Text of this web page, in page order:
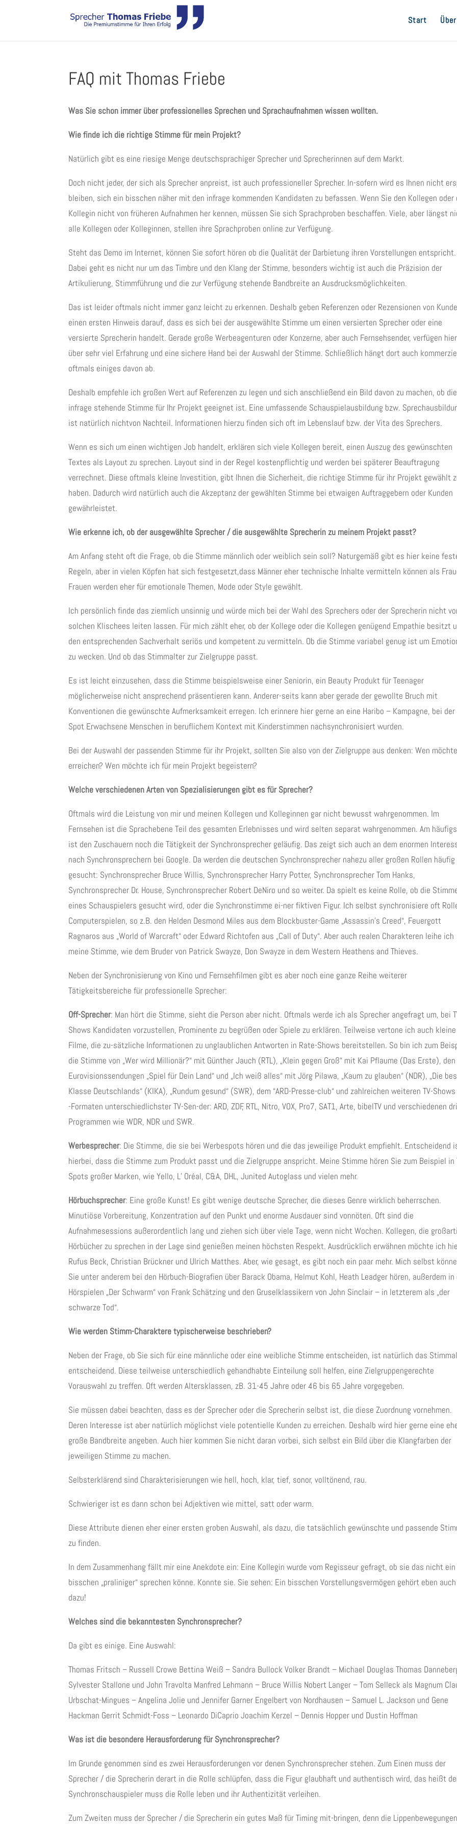
Start
FAQ mit Thomas Friebe
Was Sie schon immer über professionelles Sprechen und Sprachaufnahmen wissen wollten.
Wie finde ich die richtige Stimme für mein Projekt?
Natürlich gibt es eine riesige Menge deutschsprachiger Sprecher und Sprecherinnen auf dem Markt.
Doch nicht jeder, der sich als Sprecher anpreist, ist auch professioneller Sprecher. In-sofern wird es Ihnen nicht
bleiben, sich ein bisschen näher mit den infrage kommenden Kandidaten zu befassen. Wenn Sie den Kollegen oder
Kollegin nicht von früheren Aufnahmen her kennen, müssen Sie sich Sprachproben beschaffen. Viele, aber längst
alle Kollegen oder Kolleginnen, stellen ihre Sprachproben online zur Verfügung.
Steht das Demo im Internet, können Sie sofort hören ob die Qualität der Darbietung ihren Vorstellungen entspricht.
Dabei geht es nicht nur um das Timbre und den Klang der Stimme, besonders wichtig ist auch die Präzision der
Artikulierung, Stimmführung und die zur Verfügung stehende Bandbreite an Ausdrucksmöglichkeiten.
Das ist leider oftmals nicht immer ganz leicht zu erkennen. Deshalb geben Referenzen oder Rezensionen von
einen ersten Hinweis darauf, dass es sich bei der ausgewählte Stimme um einen versierten Sprecher oder eine
versierte Sprecherin handelt. Gerade große Werbeagenturen oder Konzerne, aber auch Fernsehsender, verfügen hier
über sehr viel Erfahrung und eine sichere Hand bei der Auswahl der Stimme. Schließlich hängt dort auch
oftmals einiges davon ab.
Deshalb empfehle ich großen Wert auf Referenzen zu legen und sich anschließend ein Bild davon zu machen, ob die
infrage stehende Stimme für Ihr Projekt geeignet ist. Eine umfassende Schauspielausbildung bzw.
ist natürlich nichtvon Nachteil. Informationen hierzu finden sich oft im Lebenslauf bzw. der Vita des Sprechers.
Wenn es sich um einen wichtigen Job handelt, erklären sich viele Kollegen bereit, einen Auszug des gewünschten
Textes als Layout zu sprechen. Layout sind in der Regel kostenpflichtig und werden bei späterer Beauftragung
verrechnet. Diese oftmals kleine Investition, gibt Ihnen die Sicherheit, die richtige Stimme für ihr Projekt gewählt
haben. Dadurch wird natürlich auch die Akzeptanz der gewählten Stimme bei etwaigen Auftraggebern oder Kunden
gewährleistet.
Wie erkenne ich, ob der ausgewählte Sprecher / die ausgewählte Sprecherin zu meinem Projekt passt?
Am Anfang steht oft die Frage, ob die Stimme männlich oder weiblich sein soll? Naturgemäß gibt es hier keine
Regeln, aber in vielen Köpfen hat sich festgesetzt,dass Männer eher technische Inhalte vermitteln können als
Frauen werden eher für emotionale Themen, Mode oder Style gewählt.
Ich persönlich finde das ziemlich unsinnig und würde mich bei der Wahl des Sprechers oder der Sprecherin nicht
solchen Klischees leiten lassen. Für mich zählt eher, ob der Kollege oder die Kollegen genügend Empathie besitzt
den entsprechenden Sachverhalt seriös und kompetent zu vermitteln. Ob die Stimme variabel genug ist um
zu wecken. Und ob das Stimmalter zur Zielgruppe passt.
Es ist leicht einzusehen, dass die Stimme beispielsweise einer Seniorin, ein Beauty Produkt für Teenager
möglicherweise nicht ansprechend präsentieren kann. Anderer-seits kann aber gerade der gewollte Bruch mit
Konventionen die gewünschte Aufmerksamkeit erregen. Ich erinnere hier gerne an eine Haribo – Kampagne, bei der
Spot Erwachsene Menschen in beruflichem Kontext mit Kinderstimmen nachsynchronisiert wurden.
Bei der Auswahl der passenden Stimme für ihr Projekt, sollten Sie also von der Zielgruppe aus denken: Wen
erreichen? Wen möchte ich für mein Projekt begeistern?
Welche verschiedenen Arten von Spezialisierungen gibt es für Sprecher?
Oftmals wird die Leistung von mir und meinen Kollegen und Kolleginnen gar nicht bewusst wahrgenommen. Im
Fernsehen ist die Sprachebene Teil des gesamten Erlebnisses und wird selten separat wahrgenommen. Am
ist den Zuschauern noch die Tätigkeit der Synchronsprecher geläufig. Das zeigt sich auch an dem enormen
nach Synchronsprechern bei Google. Da werden die deutschen Synchronsprecher nahezu aller großen Rollen häufig
gesucht: Synchronsprecher Bruce Willis, Synchronsprecher Harry Potter, Synchronsprecher Tom Hanks,
Synchronsprecher Dr. House, Synchronsprecher Robert DeNiro und so weiter. Da spielt es keine Rolle, ob die
eines Schauspielers gesucht wird, oder die Synchronstimme ei-ner fiktiven Figur. Ich selbst synchronisiere oft
Computerspielen, so z.B. den Helden Desmond Miles aus dem Blockbuster-Game „Assassin’s Creed“, Feuergott
Ragnaros aus „World of Warcraft“ oder Edward Richtofen aus „Call of Duty“. Aber auch realen Charakteren leihe ich
meine Stimme, wie dem Bruder von Patrick Swayze, Don Swayze in dem Western Heathens and Thieves.
Neben der Synchronisierung von Kino und Fernsehfilmen gibt es aber noch eine ganze Reihe weiterer
Tätigkeitsbereiche für professionelle Sprecher:
Off-Sprecher: Man hört die Stimme, sieht die Person aber nicht. Oftmals werde ich als Sprecher angefragt um, bei
Shows Kandidaten vorzustellen, Prominente zu begrüßen oder Spiele zu erklären. Teilweise vertone ich auch kleine
Filme, die zu-sätzliche Informationen zu unglaublichen Antworten in Rate-Shows bereitstellen. So bin ich zum
die Stimme von „Wer wird Millionär?“ mit Günther Jauch (RTL), „Klein gegen Groß“ mit Kai Pflaume (Das Erste), den
Eurovisionssendungen „Spiel für Dein Land“ und „Ich weiß alles“ mit Jörg Pilawa, „Kaum zu glauben“ (NDR), „Die
Klasse Deutschlands“ (KIKA), „Rundum gesund“ (SWR), dem “ARD-Presse-club“ und zahlreichen weiteren TV-
-Formaten unterschiedlichster TV-Sen-der: ARD, ZDF, RTL, Nitro, VOX, Pro7, SAT1, Arte, bibelTV und verschiedenen
Programmen wie WDR, NDR und SWR.
Werbesprecher: Die Stimme, die sie bei Werbespots hören und die das jeweilige Produkt empfiehlt. Entscheidend
hierbei, dass die Stimme zum Produkt passt und die Zielgruppe anspricht. Meine Stimme hören Sie zum Beispiel in
Spots großer Marken, wie Yello, L’ Oréal, C&A, DHL, Junited Autoglass und vielen mehr.
Hörbuchsprecher: Eine große Kunst! Es gibt wenige deutsche Sprecher, die dieses Genre wirklich beherrschen.
Minutiöse Vorbereitung, Konzentration auf den Punkt und enorme Ausdauer sind vonnöten. Oft sind die
Aufnahmesessions außerordentlich lang und ziehen sich über viele Tage, wenn nicht Wochen. Kollegen, die
Hörbücher zu sprechen in der Lage sind genießen meinen höchsten Respekt. Ausdrücklich erwähnen möchte ich
Rufus Beck, Christian Brückner und Ulrich Matthes. Aber, wie gesagt, es gibt noch ein paar mehr. Mich selbst
Sie unter anderem bei den Hörbuch-Biografien über Barack Obama, Helmut Kohl, Heath Leadger hören, außerdem in
Hörspielen „Der Schwarm“ von Frank Schätzing und den Gruselklassikern von John Sinclair – in letzterem als „der
schwarze Tod“.
Wie werden Stimm-Charaktere typischerweise beschrieben?
Neben der Frage, ob Sie sich für eine männliche oder eine weibliche Stimme entscheiden, ist natürlich das
entscheidend. Diese teilweise unterschiedlich gehandhabte Einteilung soll helfen, eine Zielgruppengerechte
Vorauswahl zu treffen. Oft werden Altersklassen, zB. 31-45 Jahre oder 46 bis 65 Jahre vorgegeben.
Sie müssen dabei beachten, dass es der Sprecher oder die Sprecherin selbst ist, die diese Zuordnung vornehmen.
Deren Interesse ist aber natürlich möglichst viele potentielle Kunden zu erreichen. Deshalb wird hier gerne eine
große Bandbreite angeben. Auch hier kommen Sie nicht daran vorbei, sich selbst ein Bild über die Klangfarben der
jeweiligen Stimme zu machen.
Selbsterklärend sind Charakterisierungen wie hell, hoch, klar, tief, sonor, volltönend, rau.
Schwieriger ist es dann schon bei Adjektiven wie mittel, satt oder warm.
Diese Attribute dienen eher einer ersten groben Auswahl, als dazu, die tatsächlich gewünschte und passende
zu finden.
In dem Zusammenhang fällt mir eine Anekdote ein: Eine Kollegin wurde vom Regisseur gefragt, ob sie das nicht ein
bisschen „praliniger“ sprechen könne. Konnte sie. Sie sehen: Ein bisschen Vorstellungsvermögen gehört eben auch
dazu!
Welches sind die bekanntesten Synchronsprecher?
Da gibt es einige. Eine Auswahl:
Thomas Fritsch – Russell Crowe Bettina Weiß – Sandra Bullock Volker Brandt – Michael Douglas Thomas
Sylvester Stallone und John Travolta Manfred Lehmann – Bruce Willis Nobert Langer – Tom Selleck als Magnum
Urbschat-Mingues – Angelina Jolie und Jennifer Garner Engelbert von Nordhausen – Samuel L. Jackson und Gene
Hackman Gerrit Schmidt-Foss – Leonardo DiCaprio Joachim Kerzel – Dennis Hopper und Dustin Hoffman
Was ist die besondere Herausforderung für Synchronsprecher?
Im Grunde genommen sind es zwei Herausforderungen vor denen Synchronsprecher stehen. Zum Einen muss der
Sprecher / die Sprecherin derart in die Rolle schlüpfen, dass die Figur glaubhaft und authentisch wird, das heißt
Synchronschauspieler muss die Rolle leben und ihr Authentizität verleihen.
Zum Zweiten muss der Sprecher / die Sprecherin ein gutes Maß für Timing mit-bringen, denn die